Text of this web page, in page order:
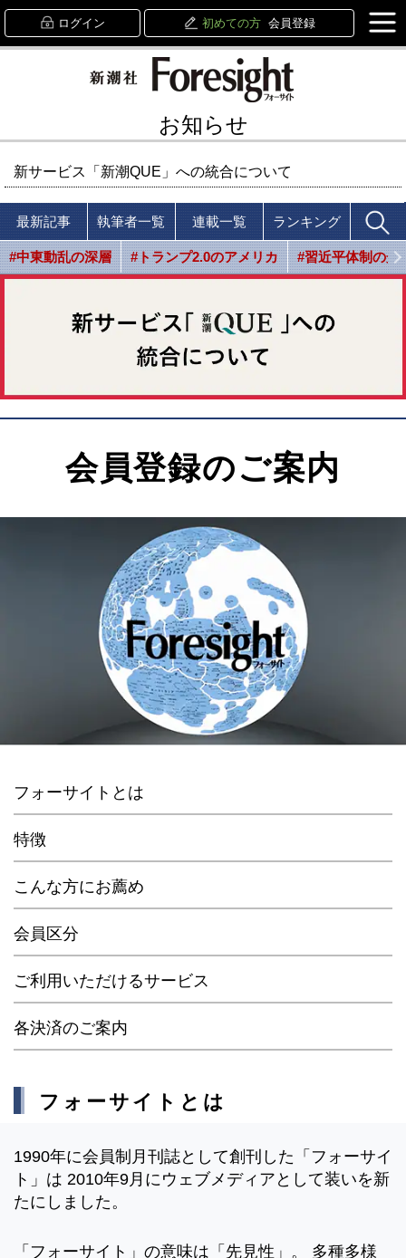
ログイン 初めての方 会員登録
お知らせ
新サービス「新潮QUE」への統合について
最新記事 執筆者一覧 連載一覧 ランキング
#中東動乱の深層 #トランプ2.0のアメリカ #習近平体制の光
会員登録のご案内
フォーサイトとは
特徴
こんな方にお薦め
会員区分
ご利用いただけるサービス
各決済のご案内
フォーサイトとは
1990年に会員制月刊誌として創刊した「フォーサイ
ト」は 2010年9月にウェブメディアとして装いを新
たにしました。
「フォーサイト」の意味は「先見性」。 多種多様